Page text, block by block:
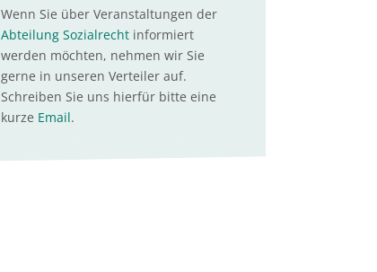
Wenn Sie über Veranstaltungen der
Abteilung Sozialrechtinformiert
werden möchten, nehmen wir Sie
gerne in unseren Verteiler auf.
Schreiben Sie uns hierfür bitte eine
kurze Email.